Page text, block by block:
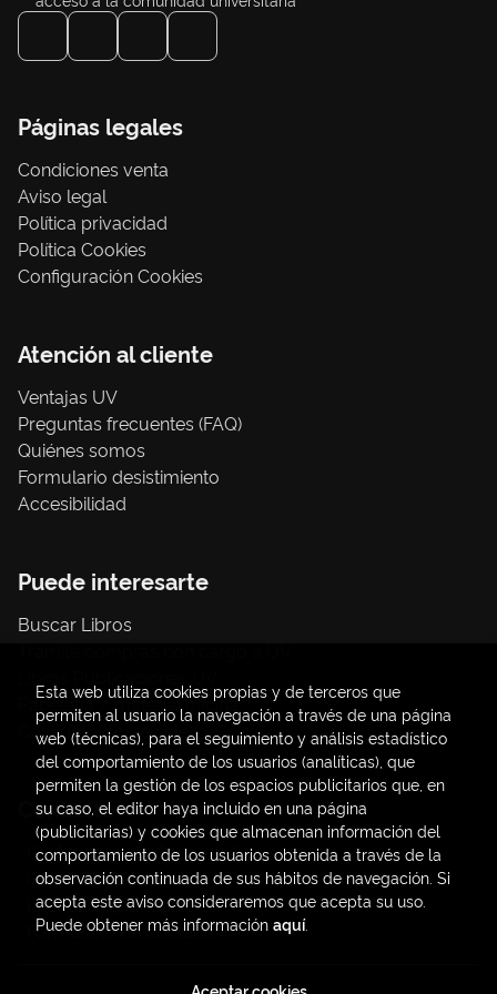
Páginas legales
Condiciones venta
Aviso legal
Política privacidad
Política Cookies
Configuración Cookies
Atención al cliente
Ventajas UV
Preguntas frecuentes (FAQ)
Quiénes somos
Formulario desistimiento
Accesibilidad
Puede interesarte
Buscar Libros
Papelería / material oficina
Consumo Sostenible
Contacto
C/ Amadeo de Saboya, 4
(+34) 963828968
latendauv@fundacio.es
Formulario de contacto
Esta web utiliza cookies propias y de terceros que
permiten al usuario la navegación a través de una página
web (técnicas), para el seguimiento y análisis estadístico
del comportamiento de los usuarios (analíticas), que
permiten la gestión de los espacios publicitarios que, en
su caso, el editor haya incluido en una página
(publicitarias) y cookies que almacenan información del
comportamiento de los usuarios obtenida a través de la
observación continuada de sus hábitos de navegación. Si
acepta este aviso consideraremos que acepta su uso.
Puede obtener más información aquí.